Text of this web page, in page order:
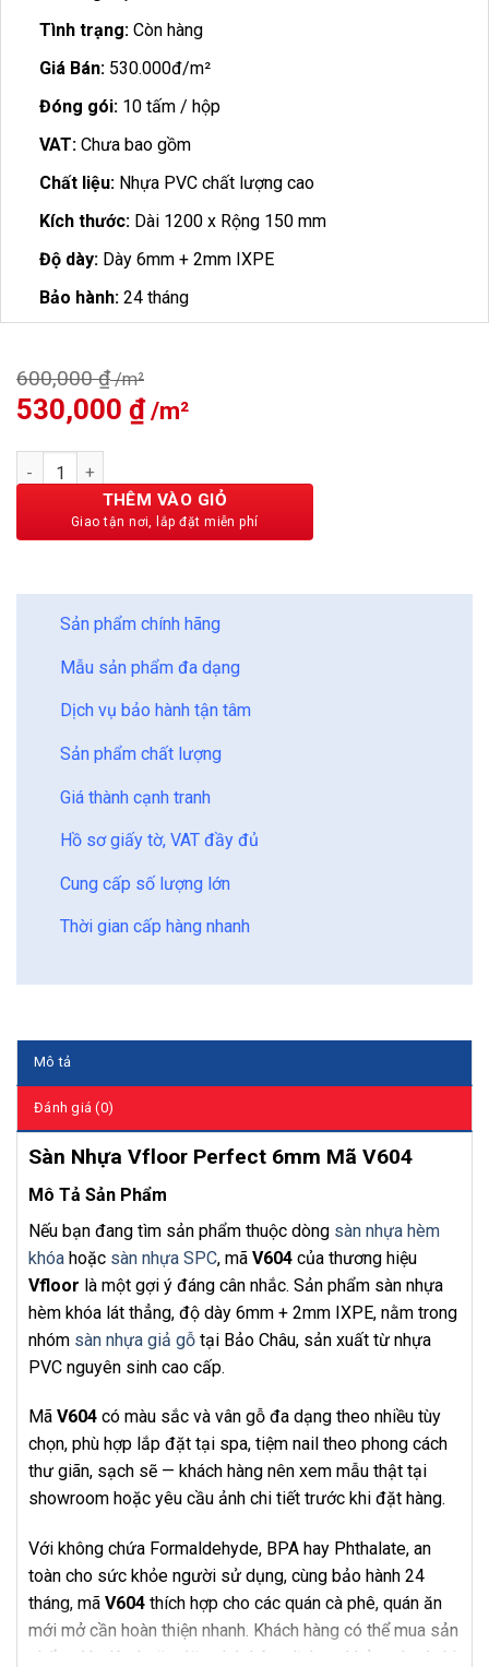
Tình trạng: Còn hàng
Giá Bán: 530.000đ/m²
Đóng gói: 10 tấm / hộp
VAT: Chưa bao gồm
Chất liệu: Nhựa PVC chất lượng cao
Kích thước: Dài 1200 x Rộng 150 mm
Độ dày: Dày 6mm + 2mm IXPE
Bảo hành: 24 tháng
600,000₫
Giá
gốc
là:
600,000 ₫.
530,000 ₫
530,000 ₫.
Sàn Nhựa Vfloor Perfect 6mm V604 số lượng
THÊM VÀO GIỎ
Sản phẩm chính hãng
Mẫu sản phẩm đa dạng
Dịch vụ bảo hành tận tâm
Sản phẩm chất lượng
Giá thành cạnh tranh
Hồ sơ giấy tờ, VAT đầy đủ
Cung cấp số lượng lớn
Thời gian cấp hàng nhanh
Mô tả
Đánh giá (0)
Sàn Nhựa Vfloor Perfect 6mm Mã V604
Mô Tả Sản Phẩm
Nếu bạn đang tìm sản phẩm thuộc dòng sàn nhựa hèm
khóa hoặc sàn nhựa SPC, mã V604 của thương hiệu
Vfloor là một gợi ý đáng cân nhắc. Sản phẩm sàn nhựa
hèm khóa lát thẳng, độ dày 6mm + 2mm IXPE, nằm trong
nhóm sàn nhựa giả gỗ tại Bảo Châu, sản xuất từ nhựa
PVC nguyên sinh cao cấp.
Mã V604 có màu sắc và vân gỗ đa dạng theo nhiều tùy
chọn, phù hợp lắp đặt tại spa, tiệm nail theo phong cách
thư giãn, sạch sẽ — khách hàng nên xem mẫu thật tại
showroom hoặc yêu cầu ảnh chi tiết trước khi đặt hàng.
Với không chứa Formaldehyde, BPA hay Phthalate, an
toàn cho sức khỏe người sử dụng, cùng bảo hành 24
tháng, mã V604 thích hợp cho các quán cà phê, quán ăn
mới mở cần hoàn thiện nhanh. Khách hàng có thể mua sản
phẩm độc lập hoặc đăng ký thêm dịch vụ khảo sát và thi